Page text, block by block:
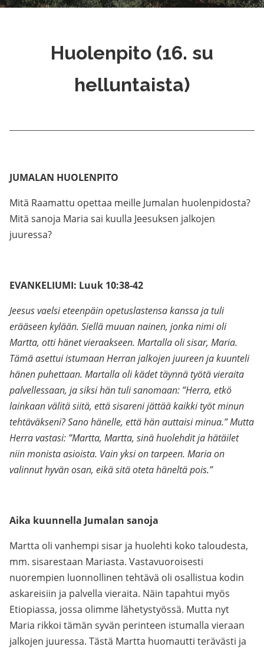
Huolenpito (16. su
helluntaista)
JUMALAN HUOLENPITO
Mitä Raamattu opettaa meille Jumalan huolenpidosta?
Mitä sanoja Maria sai kuulla Jeesuksen jalkojen
juuressa?
EVANKELIUMI: Luuk 10:38-42
Jeesus vaelsi eteenpäin opetuslastensa kanssa ja tuli
erääseen kylään. Siellä muuan nainen, jonka nimi oli
Martta, otti hänet vieraakseen. Martalla oli sisar, Maria.
Tämä asettui istumaan Herran jalkojen juureen ja kuunteli
hänen puhettaan. Martalla oli kädet täynnä työtä vieraita
palvellessaan, ja siksi hän tuli sanomaan: ”Herra, etkö
lainkaan välitä siitä, että sisareni jättää kaikki työt minun
tehtäväkseni? Sano hänelle, että hän auttaisi minua.” Mutta
Herra vastasi: ”Martta, Martta, sinä huolehdit ja hätäilet
niin monista asioista. Vain yksi on tarpeen. Maria on
valinnut hyvän osan, eikä sitä oteta häneltä pois.”
Aika kuunnella Jumalan sanoja
Martta oli vanhempi sisar ja huolehti koko taloudesta,
mm. sisarestaan Mariasta. Vastavuoroisesti
nuorempien luonnollinen tehtävä oli osallistua kodin
askareisiin ja palvella vieraita. Näin tapahtui myös
Etiopiassa, jossa olimme lähetystyössä. Mutta nyt
Maria rikkoi tämän syvän perinteen istumalla vieraan
jalkojen juuressa. Tästä Martta huomautti terävästi ja